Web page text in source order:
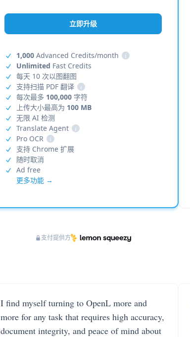
立即升级
1,000 Advanced Credits/month
i
Unlimited Fast Credits
每天 10 次以图翻图
支持扫描 PDF 翻译
i
每次最多 100,000 字符
上传大小最高为 100 MB
无限 AI 检测
Translate Agent
i
Pro OCR
i
支持 Chrome 扩展
随时取消
Ad free
更多功能 →
支付提供方
I find myself turning to OpenL more and
more for any task that requires high accuracy,
document integrity, and peace of mind about